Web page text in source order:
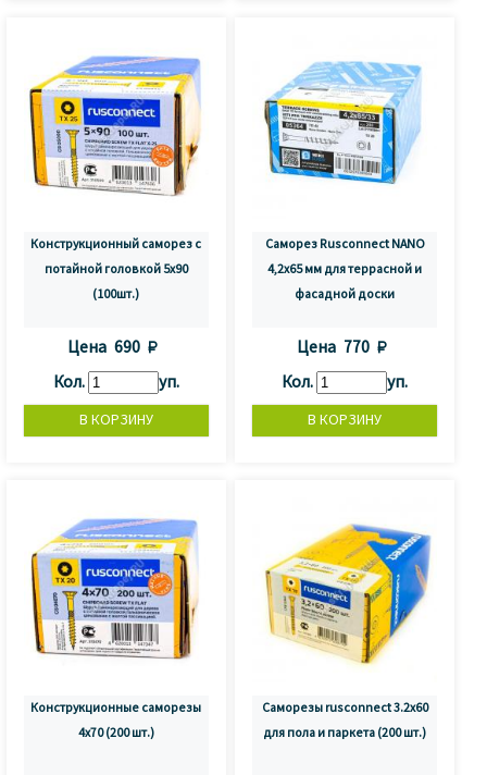
Конструкционный саморез с
потайной головкой 5x90
(100шт.)
Цена 690 
Кол.
уп.
Саморез Rusconnect NANO
4,2х65 мм для террасной и
фасадной доски
Цена 770 
Кол.
уп.
Конструкционные саморезы
4x70 (200 шт.)
Саморезы rusconnect 3.2x60
для пола и паркета (200 шт.)